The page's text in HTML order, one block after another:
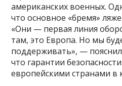
американских военных.
что основное «бремя»
«Они — первая линия
там, это Европа. Но мы
поддерживать», —
что гарантии
европейскими странами